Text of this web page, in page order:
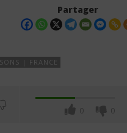
Partager
| FRANCE
0 0